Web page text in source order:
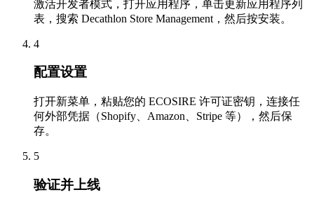
激活开发者模式，打开应用程序，单击更新应用程序列
表，搜索 Decathlon Store Management，然后按安装。
4
配置设置
打开新菜单，粘贴您的 ECOSIRE 许可证密钥，连接任
何外部凭据（Shopify、Amazon、Stripe 等），然后保
存。
5
验证并上线